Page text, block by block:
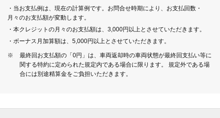
・当お支払例は、現在の計算例です。お問合せ時期により、お支払回数・
月々のお支払額が変動します。
・本クレジットの月々のお支払額は、3,000円以上とさせていただきます。
・ボーナス月加算額は、5,000円以上とさせていただきます。
※
最終回お支払額の「0円」は、車両返却時の車両状態が最終回支払い等に
関する特約に定められた規定内である場合に限ります。 規定外である場
合には別途精算金をご負担いただきます。